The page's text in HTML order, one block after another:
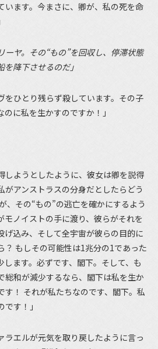
います。今まさに、卿が、私の死を命
ーヤ。その“もの”を回収し、停滞状態
降下させるのだ」
ひとり残らず殺しています。その子
に私を生かすのですか！」
ようとしたように、彼女は卿を説得
がアンストラスの分身だとしたらどう
、その“もの”の逃亡を確かにするよう
モノイストの手に渡り、彼らがそれを
げ込み、そして全宇宙が彼らの目的に
？ もしその可能性は1兆分の1であった
します。必ずです、閣下。そして、も
総和が減少するなら、閣下は私を生か
す！ それが私たちなのです、閣下。私
す！」
エルが元気を取り戻したように言っ